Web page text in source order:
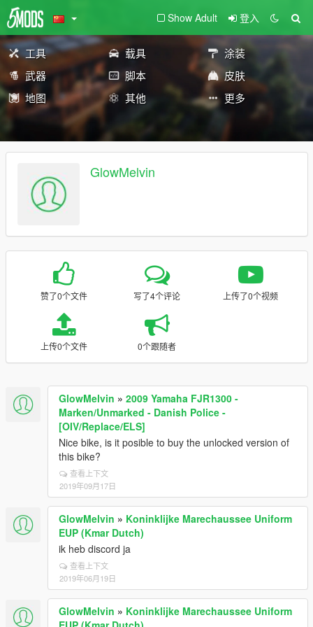
Show Adult 登入
工具 载具
涂装
武器
脚本
皮肤
地图
其他 更多
GlowMelvin
赞了0个文件 写了4个评论 上传了0个视频
上传0个文件 0个跟随者
GlowMelvin » 2009 Yamaha FJR1300 -
Marken/Unmarked - Danish Police -
[OIV/Replace/ELS]
Nice bike, is it posible to buy the unlocked version of
this bike?
查看上下文
2019年09月17日
GlowMelvin » Koninklijke Marechaussee Uniform
EUP (Kmar Dutch)
ik heb discord ja
查看上下文
2019年06月19日
GlowMelvin » Koninklijke Marechaussee Uniform